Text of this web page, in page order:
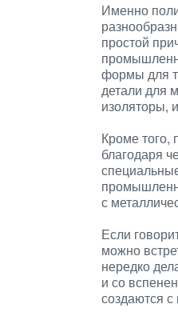
Именно
простой
формы для
детали для
изоляторы,
Кроме того,
благодаря
с
Если
можно
нередко
и со
создаются